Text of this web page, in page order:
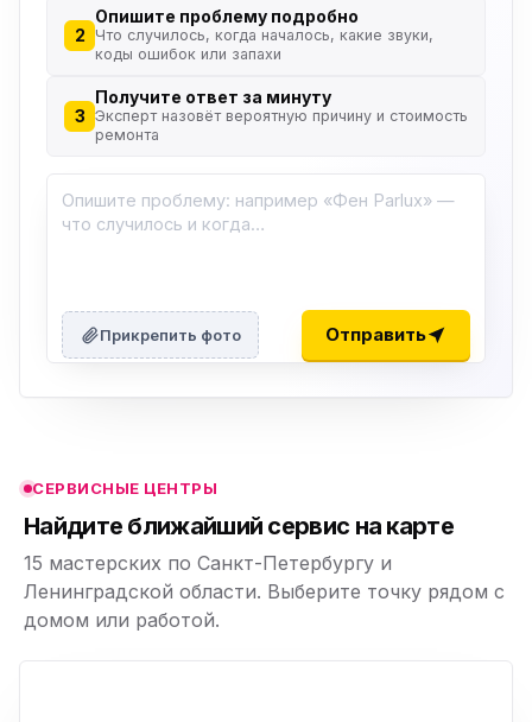
2
Опишите проблему подробно
Что случилось, когда началось, какие звуки,
коды ошибок или запахи
3
Получите ответ за минуту
Эксперт назовёт вероятную причину и стоимость
ремонта
Прикрепить фото Отправить
СЕРВИСНЫЕ ЦЕНТРЫ
Найдите ближайший сервис на карте
15 мастерских по Санкт-Петербургу и
Ленинградской области. Выберите точку рядом с
домом или работой.
ю